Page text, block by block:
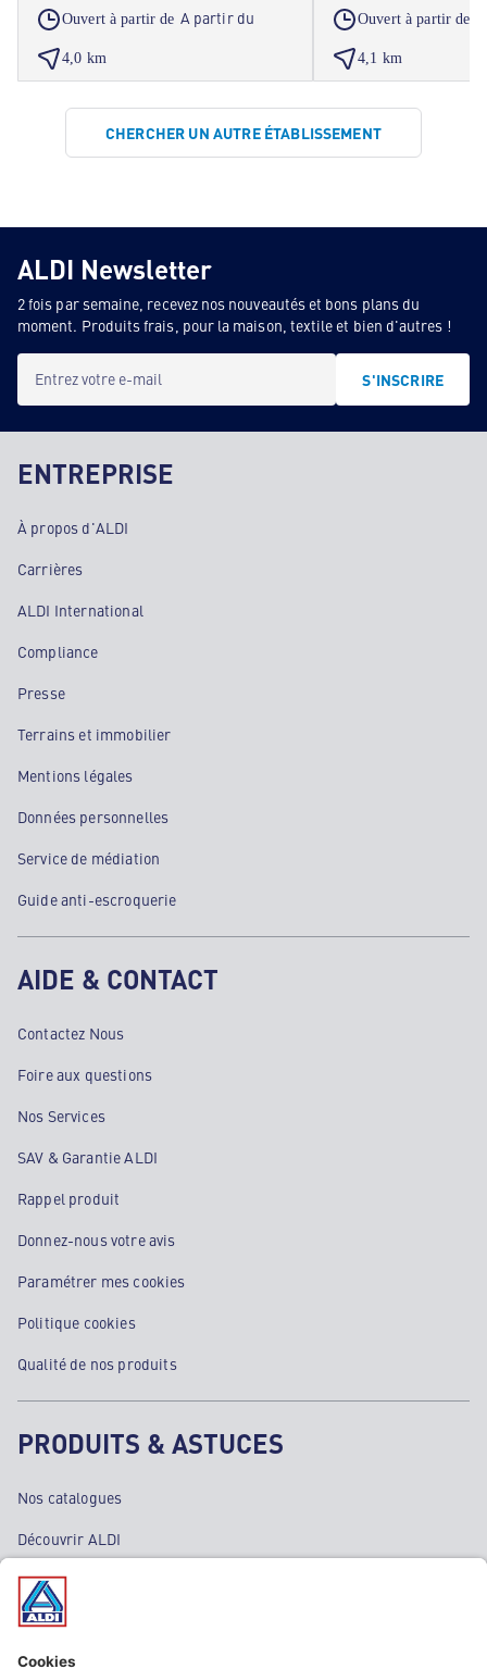
Ouvert à partir de A partir du
4,0 km
Ouvert à partir de
4,1 km
CHERCHER UN AUTRE ÉTABLISSEMENT
ALDI Newsletter
2 fois par semaine, recevez nos nouveautés et bons plans du
moment. Produits frais, pour la maison, textile et bien d'autres !
Entrez votre e-mail S'INSCRIRE
ENTREPRISE
À propos d'ALDI
Carrières
ALDI International
Compliance
Presse
Terrains et immobilier
Mentions légales
Données personnelles
Service de médiation
Guide anti-escroquerie
AIDE & CONTACT
Contactez Nous
Foire aux questions
Nos Services
SAV & Garantie ALDI
Rappel produit
Donnez-nous votre avis
Paramétrer mes cookies
Politique cookies
Qualité de nos produits
PRODUITS & ASTUCES
Nos catalogues
Découvrir ALDI
Nos bons plans
Nos rayons
Nos marques